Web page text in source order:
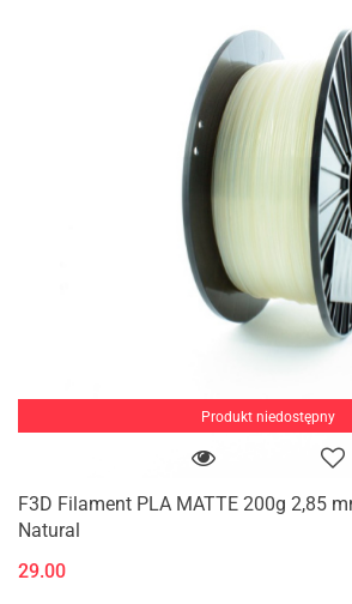
Produkt niedostępny
F3D Filament PLA MATTE 200g 2,85
Natural
29.00